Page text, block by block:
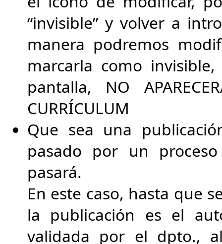
“invisible” y volver a
manera podremos
marcarla como
pantalla, NO
CURRÍCULUM
Que sea una
pasado por un
pasará.
En este caso, hasta que
la publicación es el
validada por el dpto.,